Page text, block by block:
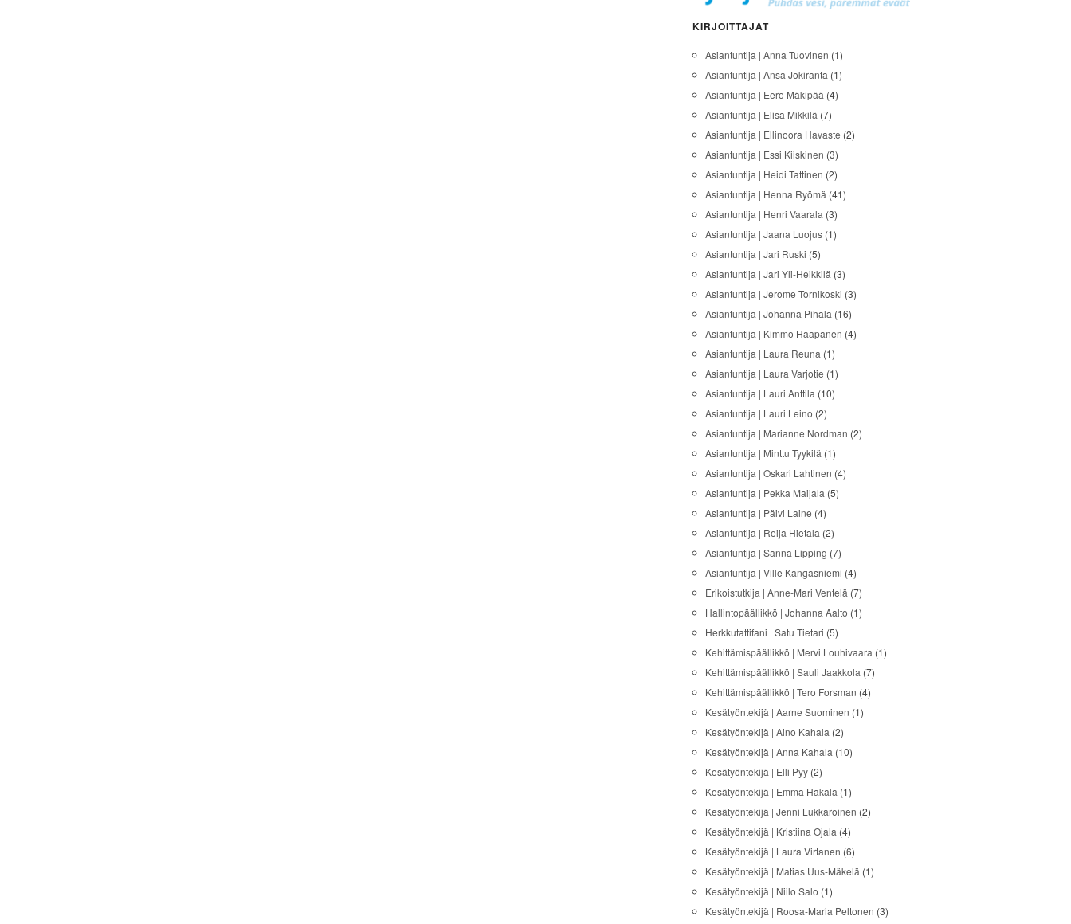
KIRJOITTAJAT
Asiantuntija | Anna Tuovinen (1)
Asiantuntija | Ansa Jokiranta (1)
Asiantuntija | Eero Mäkipää (4)
Asiantuntija | Elisa Mikkilä (7)
Asiantuntija | Ellinoora Havaste (2)
Asiantuntija | Essi Kiiskinen (3)
Asiantuntija | Heidi Tattinen (2)
Asiantuntija | Henna Ryömä (41)
Asiantuntija | Henri Vaarala (3)
Asiantuntija | Jaana Luojus (1)
Asiantuntija | Jari Ruski (5)
Asiantuntija | Jari Yli-Heikkilä (3)
Asiantuntija | Jerome Tornikoski (3)
Asiantuntija | Johanna Pihala (16)
Asiantuntija | Kimmo Haapanen (4)
Asiantuntija | Laura Reuna (1)
Asiantuntija | Laura Varjotie (1)
Asiantuntija | Lauri Anttila (10)
Asiantuntija | Lauri Leino (2)
Asiantuntija | Marianne Nordman (2)
Asiantuntija | Minttu Tyykilä (1)
Asiantuntija | Oskari Lahtinen (4)
Asiantuntija | Pekka Maijala (5)
Asiantuntija | Päivi Laine (4)
Asiantuntija | Reija Hietala (2)
Asiantuntija | Sanna Lipping (7)
Asiantuntija | Ville Kangasniemi (4)
Erikoistutkija | Anne-Mari Ventelä (7)
Hallintopäällikkö | Johanna Aalto (1)
Herkkutattifani | Satu Tietari (5)
Kehittämispäällikkö | Mervi Louhivaara (1)
Kehittämispäällikkö | Sauli Jaakkola (7)
Kehittämispäällikkö | Tero Forsman (4)
Kesätyöntekijä | Aarne Suominen (1)
Kesätyöntekijä | Aino Kahala (2)
Kesätyöntekijä | Anna Kahala (10)
Kesätyöntekijä | Elli Pyy (2)
Kesätyöntekijä | Emma Hakala (1)
Kesätyöntekijä | Jenni Lukkaroinen (2)
Kesätyöntekijä | Kristiina Ojala (4)
Kesätyöntekijä | Laura Virtanen (6)
Kesätyöntekijä | Matias Uus-Mäkelä (1)
Kesätyöntekijä | Niilo Salo (1)
Kesätyöntekijä | Roosa-Maria Peltonen (3)